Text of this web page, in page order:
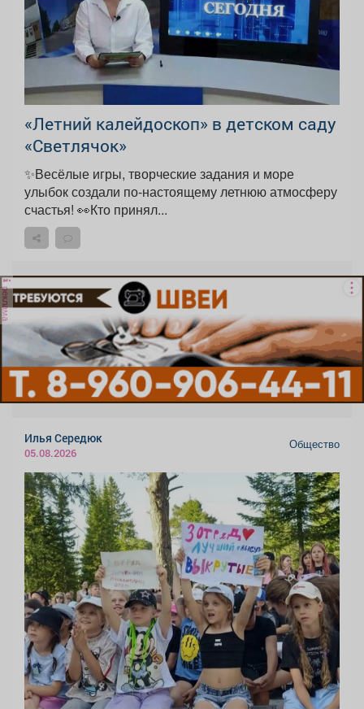
«Летний калейдоскоп» в детском саду
«Светлячок»
✨Весёлые игры, творческие задания и море
улыбок создали по-настоящему летнюю атмосферу
счастья! 👀Кто принял...
реклама
Илья Середюк
05.08.2026
Общество